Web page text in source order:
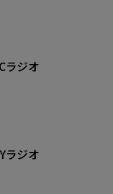
ジオ
ジオ